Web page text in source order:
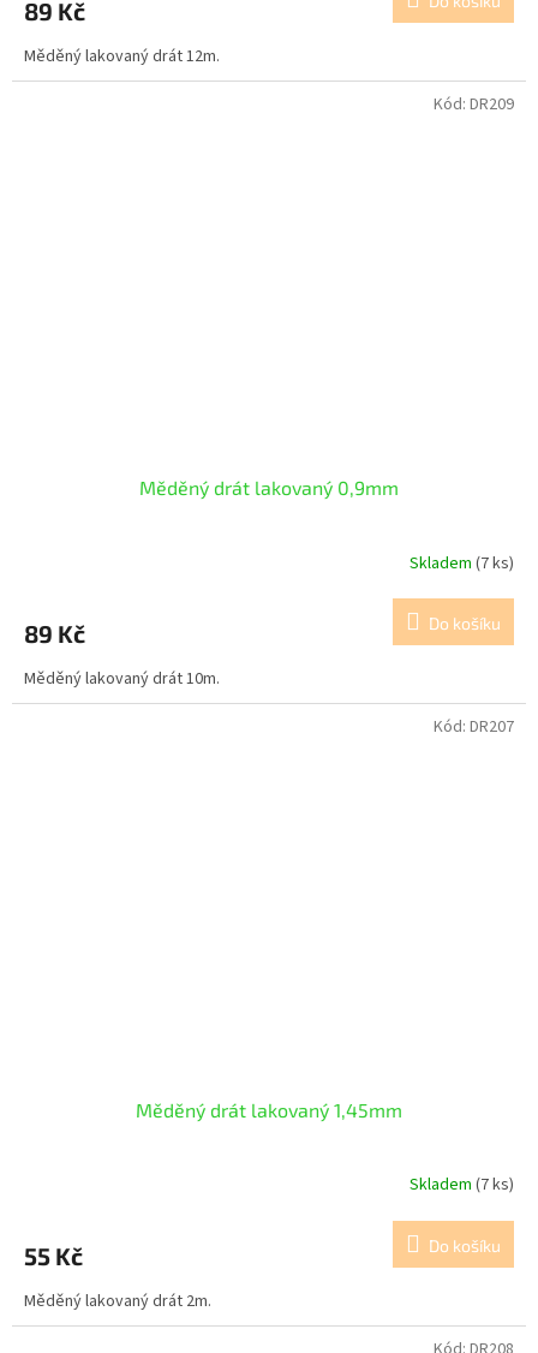
89 Kč
Měděný lakovaný drát 12m.
Měděný drát lakovaný 0,9mm
Skladem (7 ks)
89 Kč Do košíku
Měděný lakovaný drát 10m.
Kód: DR209
Měděný drát lakovaný 1,45mm
Skladem (7 ks)
55 Kč Do košíku
Měděný lakovaný drát 2m.
Kód: DR207